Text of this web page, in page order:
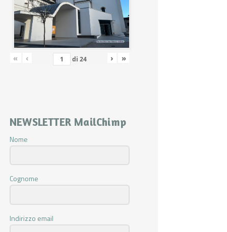
« ‹ di 24 › »
NEWSLETTER MailChimp
Nome
Cognome
Indirizzo email